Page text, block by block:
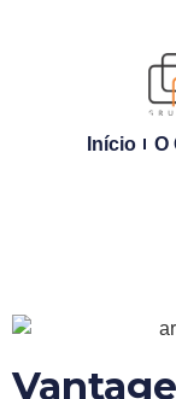
Início O